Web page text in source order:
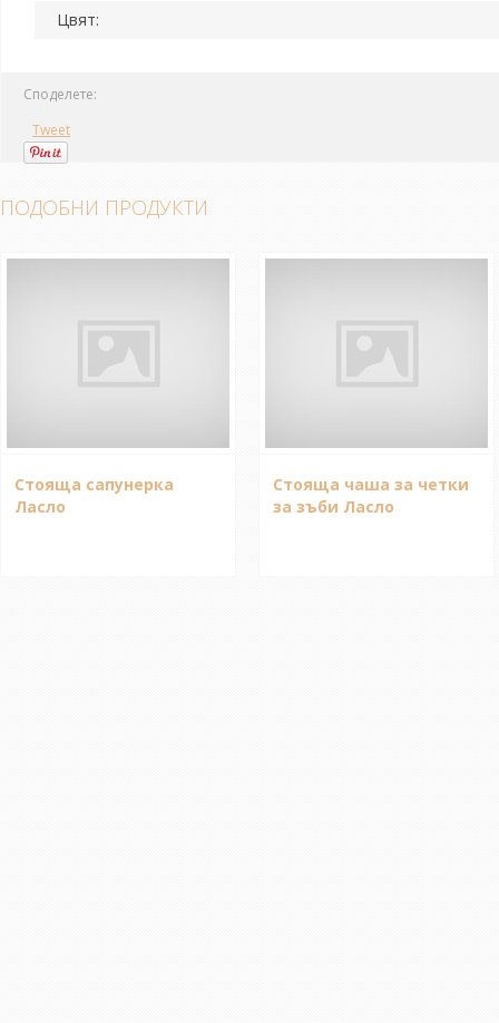
Цвят:
Споделете:
Tweet
ПОДОБНИ ПРОДУКТИ
Стояща сапунерка
Ласло
Стояща чаша за четки
за зъби Ласло